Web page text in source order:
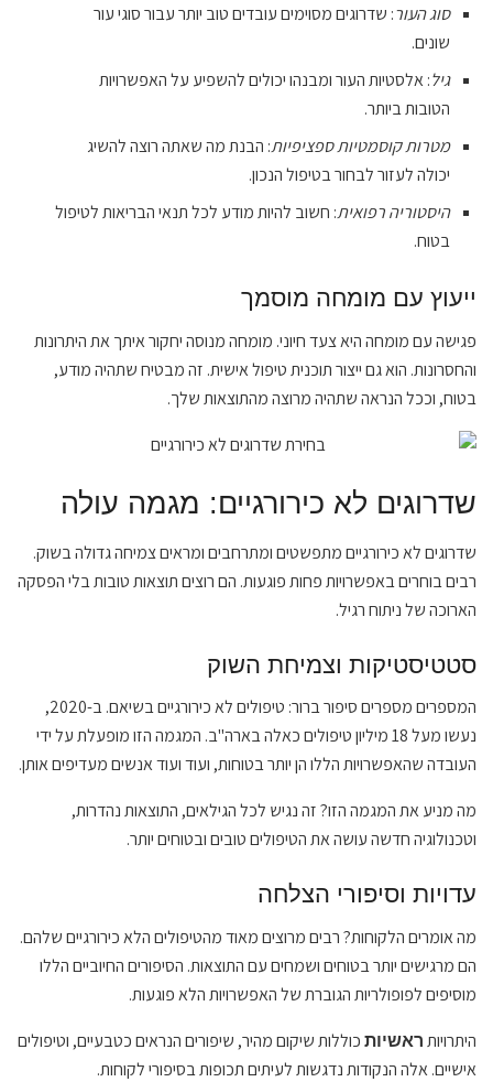
סוג העור: שדרוגים מסוימים עובדים טוב יותר עבור סוגי עור
שונים.
גיל: אלסטיות העור ומבנהו יכולים להשפיע על האפשרויות
הטובות ביותר.
מטרות קוסמטיות ספציפיות: הבנת מה שאתה רוצה להשיג
יכולה לעזור לבחור בטיפול הנכון.
היסטוריה רפואית: חשוב להיות מודע לכל תנאי הבריאות לטיפול
בטוח.
ייעוץ עם מומחה מוסמך
פגישה עם מומחה היא צעד חיוני. מומחה מנוסה יחקור איתך את היתרונות
והחסרונות. הוא גם ייצור תוכנית טיפול אישית. זה מבטיח שתהיה מודע,
בטוח, וככל הנראה שתהיה מרוצה מהתוצאות שלך.
שדרוגים לא כירורגיים: מגמה עולה
שדרוגים לא כירורגיים מתפשטים ומתרחבים ומראים צמיחה גדולה בשוק.
רבים בוחרים באפשרויות פחות פוגעות. הם רוצים תוצאות טובות בלי הפסקה
הארוכה של ניתוח רגיל.
סטטיסטיקות וצמיחת השוק
המספרים מספרים סיפור ברור: טיפולים לא כירורגיים בשיאם. ב-2020,
נעשו מעל 18 מיליון טיפולים כאלה בארה"ב. המגמה הזו מופעלת על ידי
העובדה שהאפשרויות הללו הן יותר בטוחות, ועוד ועוד אנשים מעדיפים אותן.
מה מניע את המגמה הזו? זה נגיש לכל הגילאים, התוצאות נהדרות,
וטכנולוגיה חדשה עושה את הטיפולים טובים ובטוחים יותר.
עדויות וסיפורי הצלחה
מה אומרים הלקוחות? רבים מרוצים מאוד מהטיפולים הלא כירורגיים שלהם.
הם מרגישים יותר בטוחים ושמחים עם התוצאות. הסיפורים החיוביים הללו
מוסיפים לפופולריות הגוברת של האפשרויות הלא פוגעות.
היתרויות ראשיות כוללות שיקום מהיר, שיפורים הנראים כטבעיים, וטיפולים
אישיים. אלה הנקודות נדגשות לעיתים תכופות בסיפורי לקוחות.